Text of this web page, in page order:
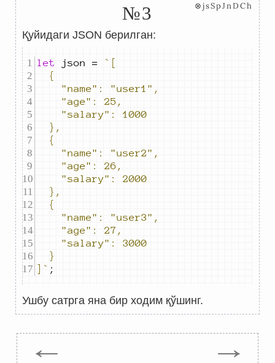
№3 ⊗jsSpJnDCh
Қуйидаги JSON берилган:
let json = `
] ` ;
Ушбу сатрга яна бир ходим қўшинг.
← →